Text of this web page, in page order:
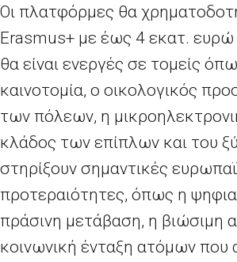
Οι πλατφόρμες θα
Erasmus+ με έως 4 εκατ. ευρώ
θα είναι ενεργές σε τομείς
καινοτομία, ο οικολογικός
των πόλεων, η
κλάδος των επίπλων και του
στηρίξουν σημαντικές
προτεραιότητες, όπως η
πράσινη μετάβαση, η βιώσιμη
κοινωνική ένταξη ατόμων που